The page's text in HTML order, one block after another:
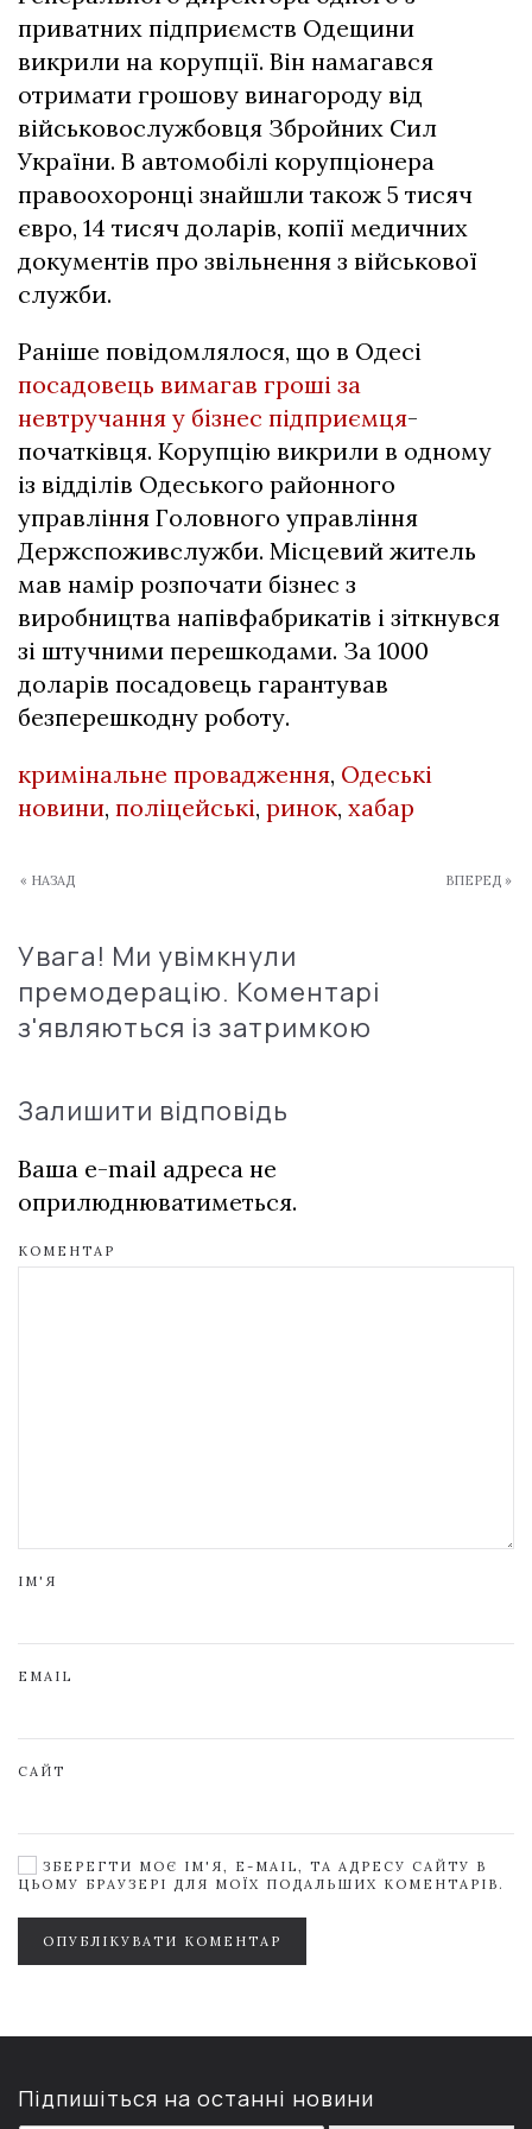
приватних підприємств Одещини
викрили на корупції. Він намагався
отримати грошову винагороду від
військовослужбовця Збройних Сил
України. В автомобілі корупціонера
правоохоронці знайшли також 5 тисяч
євро, 14 тисяч доларів, копії медичних
документів про звільнення з військової
служби.
Раніше повідомлялося, що в Одесі
посадовець вимагав гроші за
невтручання у бізнес підприємця-
початківця. Корупцію викрили в одному
із відділів Одеського районного
управління Головного управління
Держспоживслужби. Місцевий житель
мав намір розпочати бізнес з
виробництва напівфабрикатів і зіткнувся
зі штучними перешкодами. За 1000
доларів посадовець гарантував
безперешкодну роботу.
кримінальне провадження, Одеські
новини, поліцейські, ринок, хабар
« НАЗАД ВПЕРЕД »
Увага! Ми увімкнули
премодерацію. Коментарі
з'являються із затримкою
Залишити відповідь
Ваша e-mail адреса не
оприлюднюватиметься.
КОМЕНТАР
ІМ'Я
EMAIL
САЙТ
ЗБЕРЕГТИ МОЄ ІМ'Я, E-MAIL, ТА АДРЕСУ САЙТУ В
ЦЬОМУ БРАУЗЕРІ ДЛЯ МОЇХ ПОДАЛЬШИХ КОМЕНТАРІВ.
ОПУБЛІКУВАТИ КОМЕНТАР
Підпишіться на останні новини